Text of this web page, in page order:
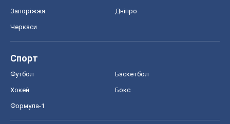
Запоріжжя Дніпро
Черкаси
Спорт
Футбол Баскетбол
Хокей Бокс
Формула-1